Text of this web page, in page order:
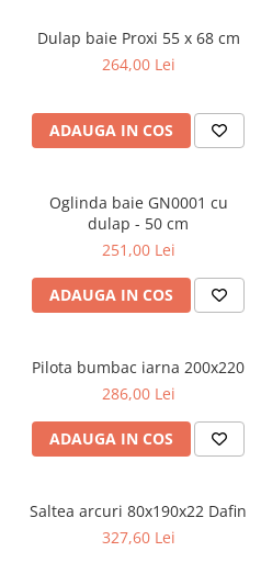
Dulap baie Proxi 55 x 68 cm
264,00 Lei
ADAUGA IN COS
Oglinda baie GN0001 cu
dulap - 50 cm
251,00 Lei
ADAUGA IN COS
Pilota bumbac iarna 200x220
286,00 Lei
ADAUGA IN COS
Saltea arcuri 80x190x22 Dafin
327,60 Lei